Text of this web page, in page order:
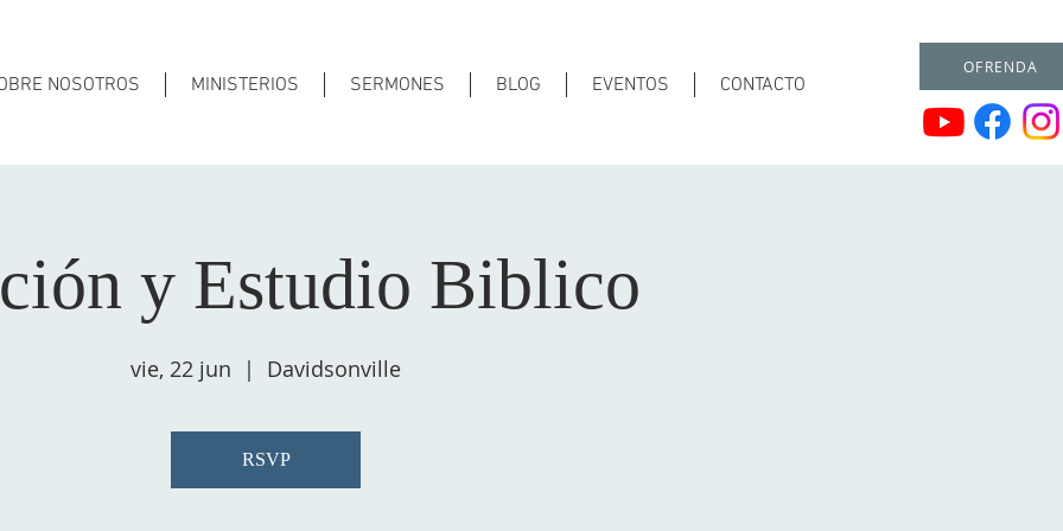
NOSOTROS MINISTERIOS SERMONES BLOG EVENTOS CONTACTO
OFRENDA
y Estudio Biblico
vie, 22 jun
  |
Davidsonville
RSVP